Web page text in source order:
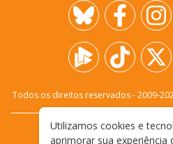
Todos os direitos reservados - 2009-
FALE
Utilizamos cookies e
aprimorar sua experiência